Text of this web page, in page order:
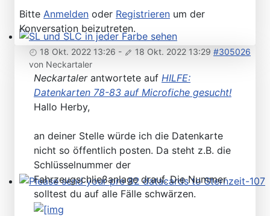
SL und SLC in jeder Farbe sehen
Please send your pre 82 datacards to Sternzeit-107
Bitte Anmelden oder Registrieren um der
Konversation beizutreten.
18 Okt. 2022 13:26 - 18 Okt. 2022 13:29 #305026
von Neckartaler
Neckartalerantwortete auf HILFE:
Datenkarten 78-83 auf Microfiche gesucht!
Hallo Herby,
an deiner Stelle würde ich die Datenkarte
nicht so öffentlich posten. Da steht z.B. die
Schlüsselnummer der
Fahrzeugschließanlage drauf. Die Nummer
solltest du auf alle Fälle schwärzen.